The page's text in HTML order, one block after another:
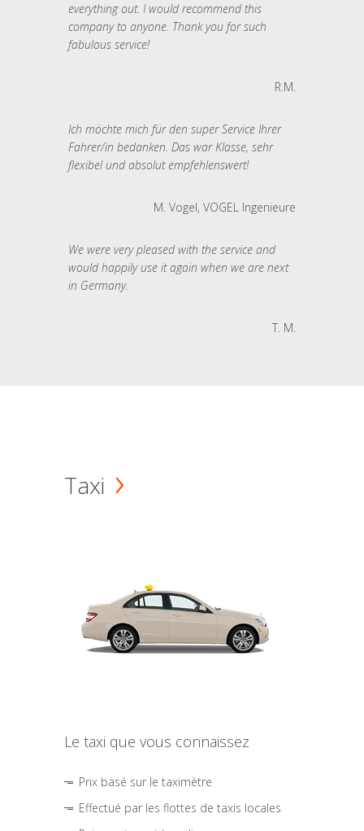
everything out. I would recommend this
company to anyone. Thank you for such
fabulous service!
R.M.
Ich möchte mich für den super Service Ihrer
Fahrer/in bedanken. Das war Klasse, sehr
flexibel und absolut empfehlenswert!
M. Vogel, VOGEL Ingenieure
We were very pleased with the service and
would happily use it again when we are next
in Germany.
T. M.
Taxi
Le taxi que vous connaissez
Prix basé sur le taximètre
Effectué par les flottes de taxis locales